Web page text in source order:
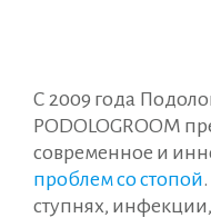
С 2009 года
PODOLOGROOM
современное и
проблем со стопой
ступнях,